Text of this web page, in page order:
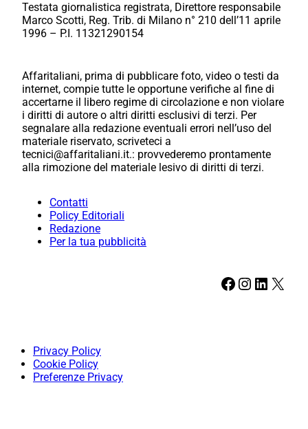
Testata giornalistica registrata, Direttore responsabile
Marco Scotti, Reg. Trib. di Milano n° 210 dell’11 aprile
1996 – P.I. 11321290154
Affaritaliani, prima di pubblicare foto, video o testi da
internet, compie tutte le opportune verifiche al fine di
accertarne il libero regime di circolazione e non violare
i diritti di autore o altri diritti esclusivi di terzi. Per
segnalare alla redazione eventuali errori nell’uso del
materiale riservato, scriveteci a
tecnici@affaritaliani.it.: provvederemo prontamente
alla rimozione del materiale lesivo di diritti di terzi.
Contatti
Policy Editoriali
Redazione
Per la tua pubblicità
Facebook Instagram LinkedIn X
Privacy Policy
Cookie Policy
Preferenze Privacy